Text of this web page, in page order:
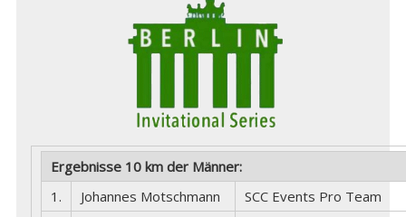
Ergebnisse 10 km der Männer:
1.
Johannes Motschmann
SCC Events Pro Team